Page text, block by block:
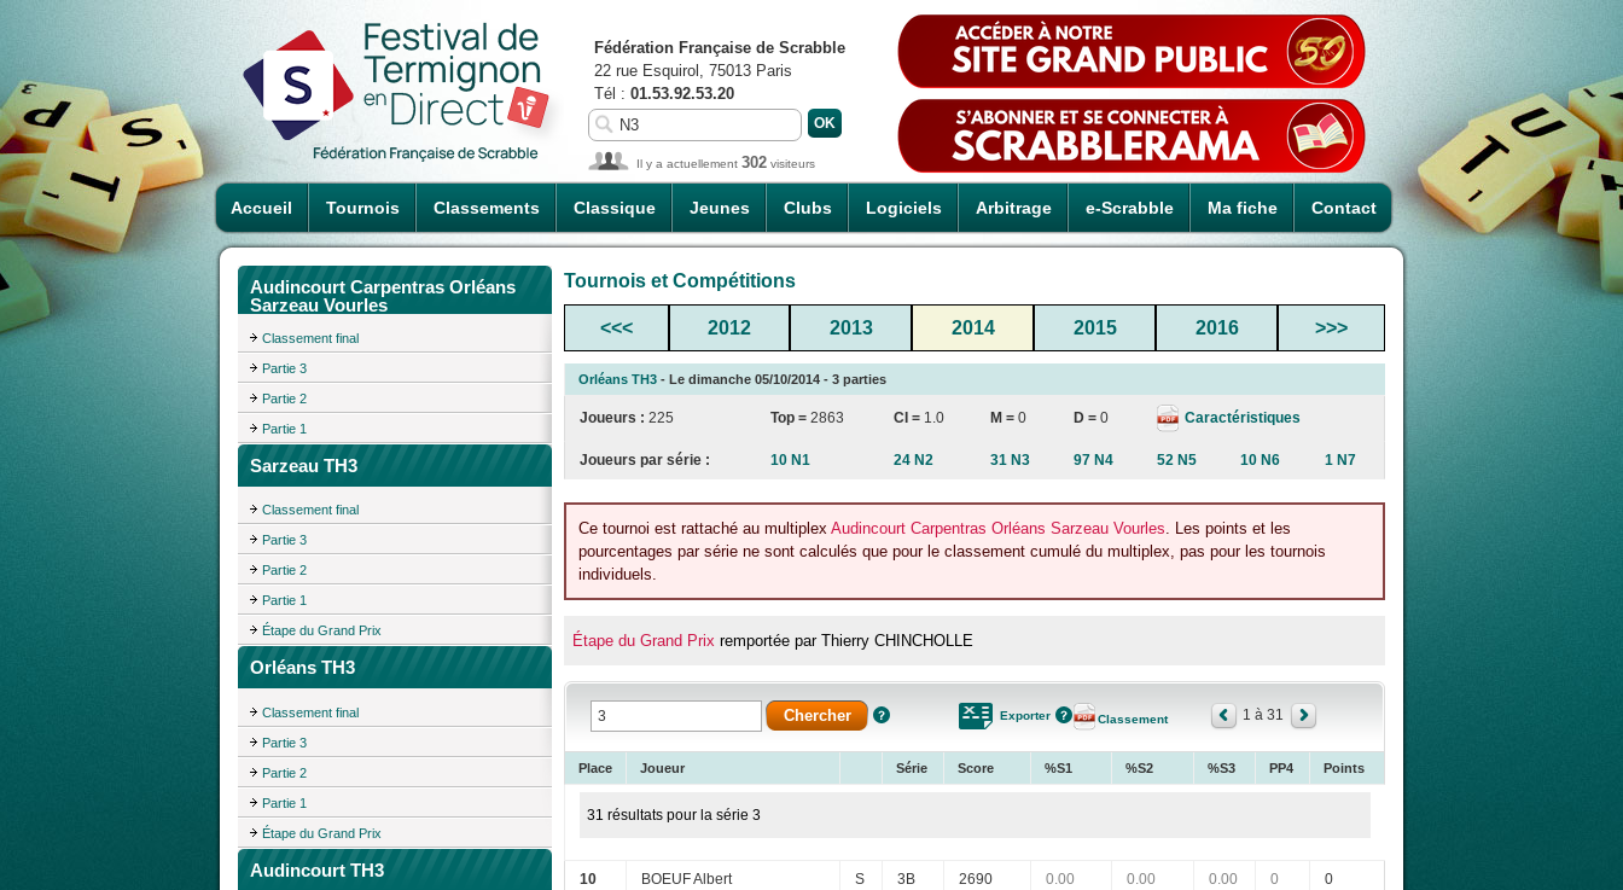
Accueil Tournois Classements Classique Jeunes Clubs Logiciels Arbitrage e-Scrabble Ma fiche Contact
Fédération Française de Scrabble
22 rue Esquirol, 75013 Paris
Tél : 01.53.92.53.20
Il y a actuellement 302 visiteurs
Audincourt Carpentras Orléans
Sarzeau Vourles
Classement final
Partie 3
Partie 2
Partie 1
Sarzeau TH3
Classement final
Partie 3
Partie 2
Partie 1
Étape du Grand Prix
Orléans TH3
Classement final
Partie 3
Partie 2
Partie 1
Étape du Grand Prix
Audincourt TH3
Tournois et Compétitions
<<< 2012 2013 2014 2015 2016 >>>
Orléans TH3 - Le dimanche 05/10/2014 - 3 parties
Joueurs : 225 Top = 2863 CI = 1.0 M = 0 D = 0 Caractéristiques
Joueurs par série : 10 N1 24 N2 31 N3 97 N4 52 N5 10 N6 1 N7
Ce tournoi est rattaché au multiplex Audincourt Carpentras Orléans Sarzeau Vourles. Les points et les
pourcentages par série ne sont calculés que pour le classement cumulé du multiplex, pas pour les tournois
individuels.
Étape du Grand Prix remportée par Thierry CHINCHOLLE
Exporter Classement 1 à 31
Place Joueur Série Score %S1 %S2 %S3 PP4 Points
31 résultats pour la série 3
10 BOEUF Albert S 3B 2690 0.00 0.00 0.00 0 0